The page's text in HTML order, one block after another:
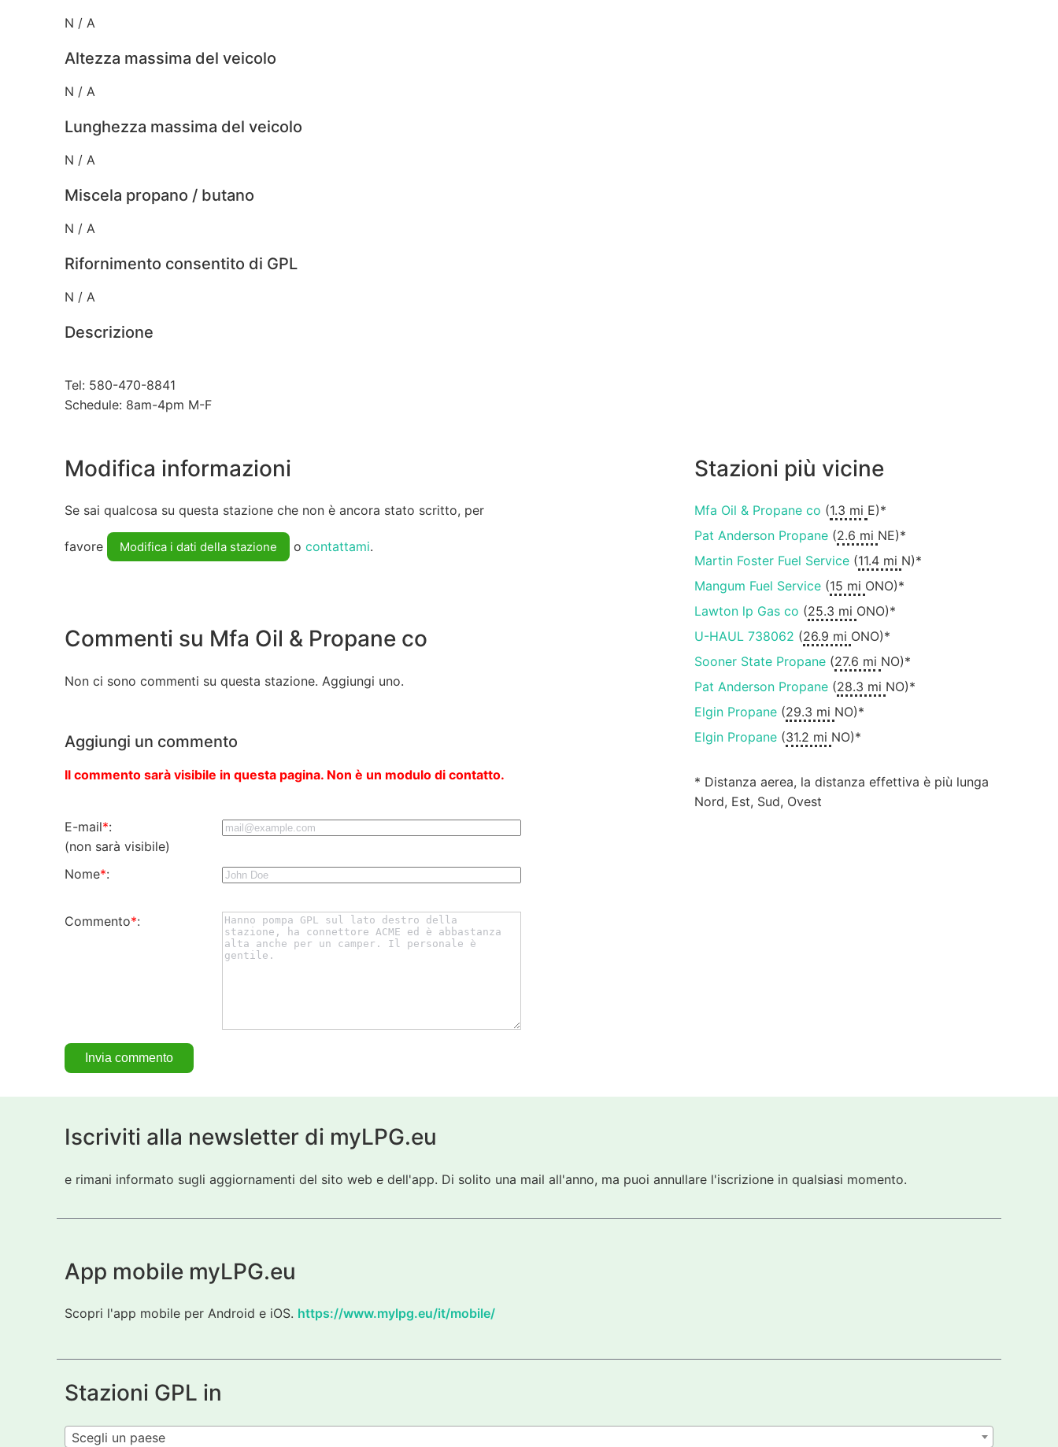
N / A
Altezza massima del veicolo
N / A
Lunghezza massima del veicolo
N / A
Miscela propano / butano
N / A
Rifornimento consentito di GPL
N / A
Descrizione
Tel: 580-470-8841
Schedule: 8am-4pm M-F
Modifica informazioni
Se sai qualcosa su questa stazione che non è ancora stato scritto, per
favore Modifica i dati della stazione o contattami.
Commenti su Mfa Oil & Propane co
Non ci sono commenti su questa stazione. Aggiungi uno.
Aggiungi un commento
Il commento sarà visibile in questa pagina. Non è un modulo di contatto.
E-mail*:
(non sarà visibile)
Nome*:
Commento*:
Stazioni più vicine
Mfa Oil & Propane co (1.3 mi E)*
Pat Anderson Propane(2.6 mi NE)*
Martin Foster Fuel Service(11.4 mi N)*
Mangum Fuel Service(15 mi ONO)*
Lawton lp Gas co (25.3 mi ONO)*
U-HAUL 738062 (26.9 mi ONO)*
Sooner State Propane(27.6 mi NO)*
Pat Anderson Propane(28.3 mi NO)*
Elgin Propane(29.3 mi NO)*
Elgin Propane(31.2 mi NO)*
* Distanza aerea, la distanza effettiva è più lunga
Nord, Est, Sud, Ovest
Iscriviti alla newsletter di myLPG.eu
e rimani informato sugli aggiornamenti del sito web e dell'app. Di solito una mail all'anno, ma puoi annullare l'iscrizione in qualsiasi momento.
App mobile myLPG.eu
Scopri l'app mobile per Android e iOS. https://www.mylpg.eu/it/mobile/
Stazioni GPL in
Scegli un paese